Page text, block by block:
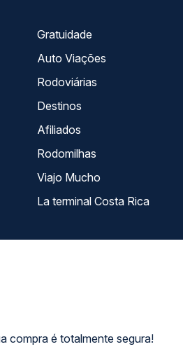
compra é totalmente segura!
Gratuidade
Auto Viações
Rodoviárias
Destinos
Afiliados
Rodomilhas
Viajo Mucho
La terminal Costa Rica